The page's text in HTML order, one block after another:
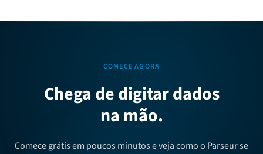
COMECE AGORA
Chega de digitar dados
na mão.
Comece grátis em poucos minutos e veja como o Parseur se